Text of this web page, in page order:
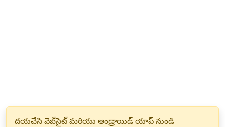
దయచేసి వెబ్‌సైట్ మరియు ఆండ్రాయిడ్ యాప్ నుండి